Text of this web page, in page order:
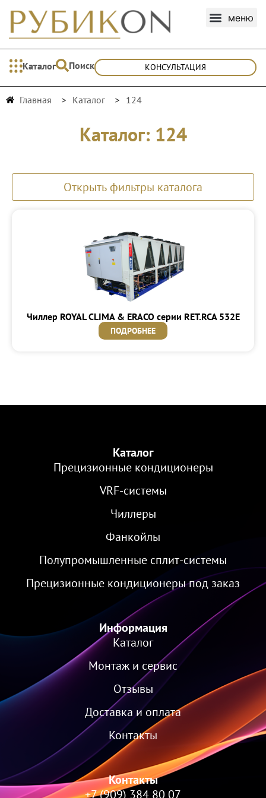
Каталог Поиск КОНСУЛЬТАЦИЯ
Главная Каталог 124
Каталог: 124
Открыть фильтры каталога
Чиллер ROYAL CLIMA & ERACO серии RET.RCA 532E
ПОДРОБНЕЕ
Каталог
Прецизионные кондиционеры
VRF-cистемы
Чиллеры
Фанкойлы
Полупромышленные сплит-системы
Прецизионные кондиционеры под заказ
Информация
Каталог
Монтаж и сервис
Отзывы
Доставка и оплата
Контакты
Контакты
+7 (909) 384 80 07